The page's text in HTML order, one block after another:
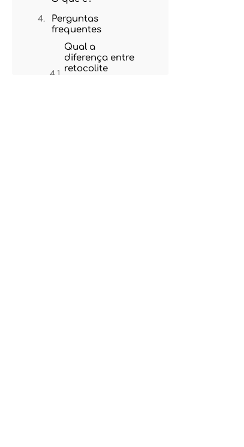
Perguntas
frequentes
Qual a
diferença entre
retocolite